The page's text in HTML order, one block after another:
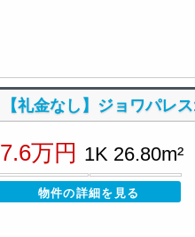
【礼金なし】ジョワパレ
7.6万円 1K 26.80m²
物件の詳細を見る